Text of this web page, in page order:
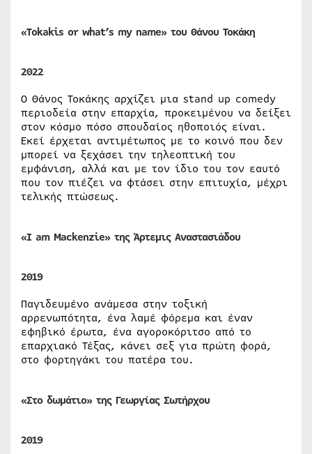
«Tokakis or what’s my name» του Θάνου Τοκάκη
2022
Ο Θάνος Τοκάκης αρχίζει μια stand up comedy
περιοδεία στην επαρχία, προκειμένου να δείξει
στον κόσμο πόσο σπουδαίος ηθοποιός είναι.
Εκεί έρχεται αντιμέτωπος με το κοινό που δεν
μπορεί να ξεχάσει την τηλεοπτική του
εμφάνιση, αλλά και με τον ίδιο του τον εαυτό
που τον πιέζει να φτάσει στην επιτυχία, μέχρι
τελικής πτώσεως.
«I am Mackenzie» της Άρτεμις Αναστασιάδου
2019
Παγιδευμένο ανάμεσα στην τοξική
αρρενωπότητα, ένα λαμέ φόρεμα και έναν
εφηβικό έρωτα, ένα αγοροκόριτσο από το
επαρχιακό Τέξας, κάνει σεξ για πρώτη φορά,
στο φορτηγάκι του πατέρα του.
«Στο δωμάτιο» της Γεωργίας Σωτήρχου
2019